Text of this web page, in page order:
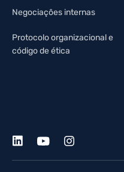
Negociações internas
Protocolo organizacional e
código de ética